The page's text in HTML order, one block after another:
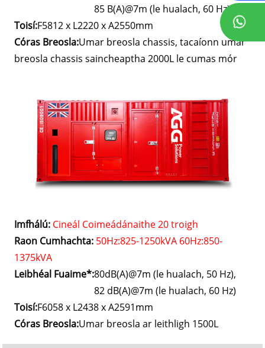
85 B(A)@7m (le hualach, 60 Hz)
Toisí:F5812 x L2220 x A2550mm
Córas Breosla:Umar breosla chassis, tacaíonn umar
breosla chassis saincheaptha 2000L le cumas mór
Imfhálú: Cineál Coimeádánaithe 20 troigh
Raon Cumhachta: 50Hz:825-1250kVA 60Hz:850-
1375kVA
Leibhéal Fuaime*:80dB(A)@7m (le hualach, 50 Hz),
82 dB(A)@7m (le hualach, 60 Hz)
Toisí:F6058 x L2438 x A2591mm
Córas Breosla:Umar breosla ar leithligh 1500L